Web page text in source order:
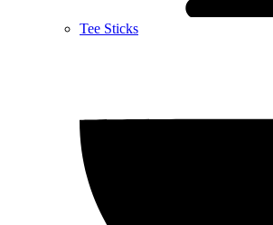
Tee Sticks